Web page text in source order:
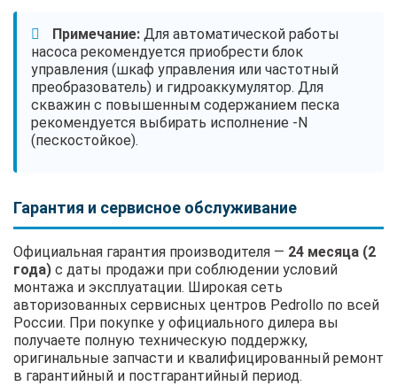
Примечание: Для автоматической работы
насоса рекомендуется приобрести блок
управления (шкаф управления или частотный
преобразователь) и гидроаккумулятор. Для
скважин с повышенным содержанием песка
рекомендуется выбирать исполнение -N
(пескостойкое).
Гарантия и сервисное обслуживание
Официальная гарантия производителя — 24 месяца (2
года) с даты продажи при соблюдении условий
монтажа и эксплуатации. Широкая сеть
авторизованных сервисных центров Pedrollo по всей
России. При покупке у официального дилера вы
получаете полную техническую поддержку,
оригинальные запчасти и квалифицированный ремонт
в гарантийный и постгарантийный период.